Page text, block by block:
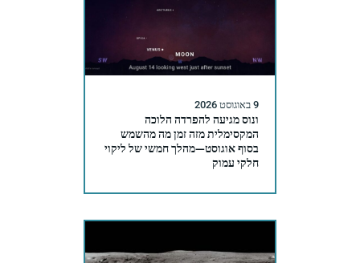
9 באוגוסט 2026
ונוס מגיעה להפרדה הלוכה
המקסימלית מזה זמן מה מהשמש
בסוף אוגוסט—מהלך חמשי של ליקוי
חלקי עמוק